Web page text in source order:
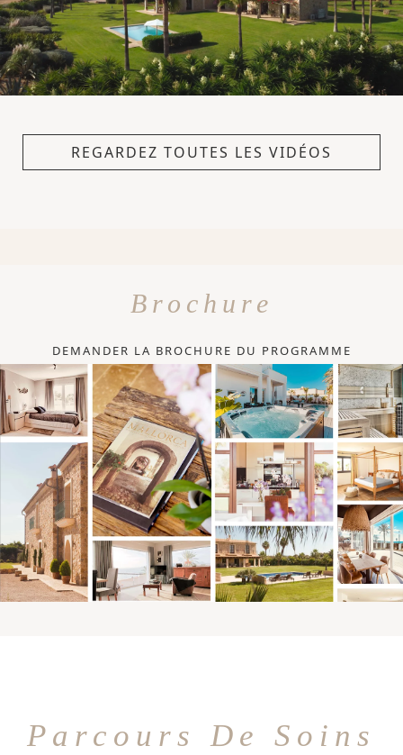
REGARDEZ TOUTES LES VIDÉOS
Brochure
DEMANDER LA BROCHURE DU PROGRAMME
Parcours De Soins